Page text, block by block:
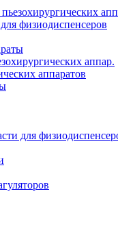
физиодиспенсеров
аппар.
аппаратов
для